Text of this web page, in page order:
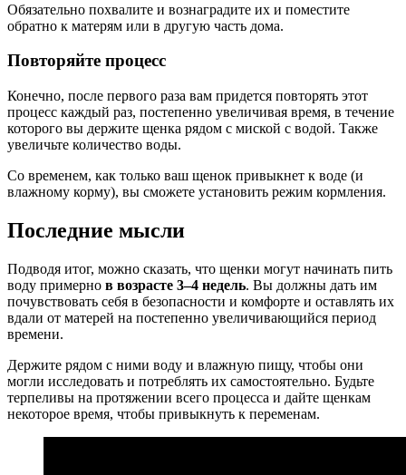
Обязательно похвалите и вознаградите их и поместите
обратно к матерям или в другую часть дома.
Повторяйте процесс
Конечно, после первого раза вам придется повторять этот
процесс каждый раз, постепенно увеличивая время, в течение
которого вы держите щенка рядом с миской с водой. Также
увеличьте количество воды.
Со временем, как только ваш щенок привыкнет к воде (и
влажному корму), вы сможете установить режим кормления.
Последние мысли
Подводя итог, можно сказать, что щенки могут начинать пить
воду примерно в возрасте 3–4 недель. Вы должны дать им
почувствовать себя в безопасности и комфорте и оставлять их
вдали от матерей на постепенно увеличивающийся период
времени.
Держите рядом с ними воду и влажную пищу, чтобы они
могли исследовать и потреблять их самостоятельно. Будьте
терпеливы на протяжении всего процесса и дайте щенкам
некоторое время, чтобы привыкнуть к переменам.